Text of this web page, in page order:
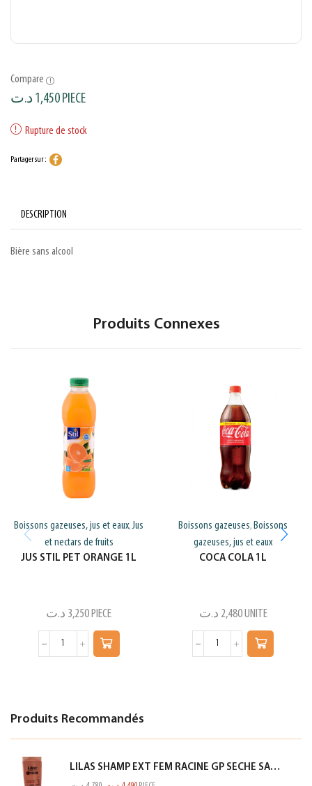
Compare
1,450د.ت PIECE
Rupture de stock
Partager sur :
DESCRIPTION
Bière sans alcool
Produits Connexes
Boissons gazeuses, jus et eaux,Jus
et nectars de fruits
JUS STIL PET ORANGE 1L
3,250 د.ت PIECE
Boissons gazeuses, Boissons
gazeuses, jus et eaux
COCA COLA 1L
2,480 د.ت UNITE
Produits Recommandés
LILAS SHAMP EXT FEM RACINE GP SECHE SAUMON 350ML